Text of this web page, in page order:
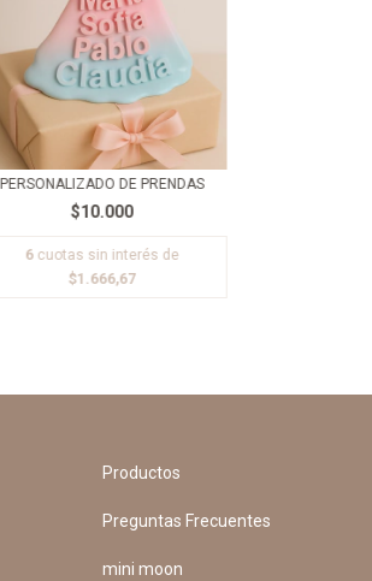
PERSONALIZADO DE PRENDAS
$10.000
6 cuotas sin interés de
$1.666,67
Productos
Preguntas Frecuentes
mini moon